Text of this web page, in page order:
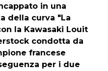
in una
della curva "La
la Kawasaki Louit
condotta da
francese
per i due